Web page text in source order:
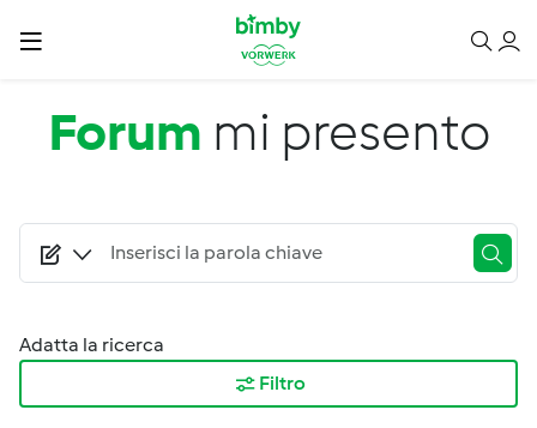
Salta al contenuto principale
Forum mi presento
Adatta la ricerca
Filtro